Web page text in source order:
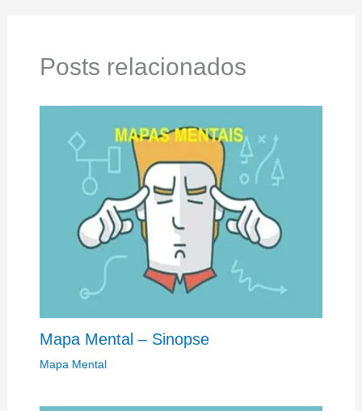
Posts relacionados
Mapa Mental – Sinopse
Mapa Mental